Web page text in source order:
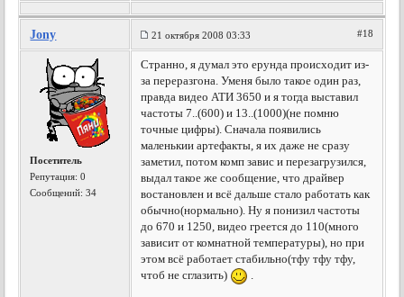
Jony 21 октября 2008 03:33 #18
Посетитель
Репутация:0
Сообщений: 34
Странно, я думал это ерунда происходит из-
за переразгона. Уменя было такое один раз,
правда видео АТИ 3650 и я тогда выставил
частоты 7..(600) и 13..(1000)(не помню
точные цифры). Сначала появились
маленькии артефакты, я их даже не сразу
заметил, потом комп завис и перезагрузился,
выдал такое же сообщение, что драйвер
востановлен и всё дальше стало работать как
обычно(нормально). Ну я понизил частоты
до 670 и 1250, видео греется до 110(много
зависит от комнатной температуры), но при
этом всё работает стабильно(тфу тфу тфу,
чтоб не сглазить)
.